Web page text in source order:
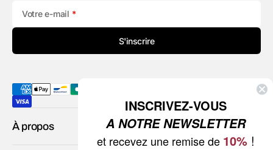
Votre e-mail
S'inscrire
À propos
INSCRIVEZ-VOUS
A NOTRE NEWSLETTER
et recevez une remise de 10%!